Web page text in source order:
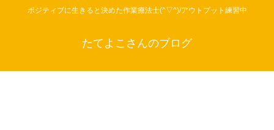
ポジティブに生きると決めた作業療法士(^▽^)/アウトプット練習中
たてよこさんのブログ